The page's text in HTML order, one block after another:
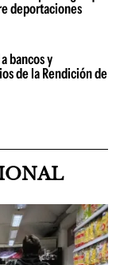
deportaciones
bancos y
de la Rendición de